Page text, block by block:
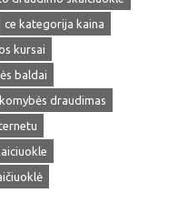
ce kategorija kaina
kursai
baldai
draudimas